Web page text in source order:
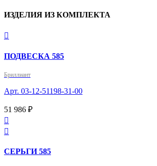
ИЗДЕЛИЯ ИЗ КОМПЛЕКТА

ПОДВЕСКА 585
Бриллиант
Арт. 03-12-51198-31-00
51 986 ₽


СЕРЬГИ 585